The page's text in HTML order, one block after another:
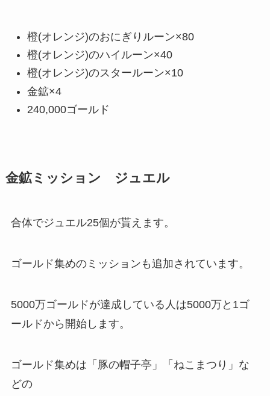
橙(オレンジ)のおにぎりルーン×80
橙(オレンジ)のハイルーン×40
橙(オレンジ)のスタールーン×10
金鉱×4
240,000ゴールド
金鉱ミッション ジュエル
合体でジュエル25個が貰えます。
ゴールド集めのミッションも追加されています。
5000万ゴールドが達成している人は5000万と1ゴ
ールドから開始します。
ゴールド集めは「豚の帽子亭」「ねこまつり」な
どの